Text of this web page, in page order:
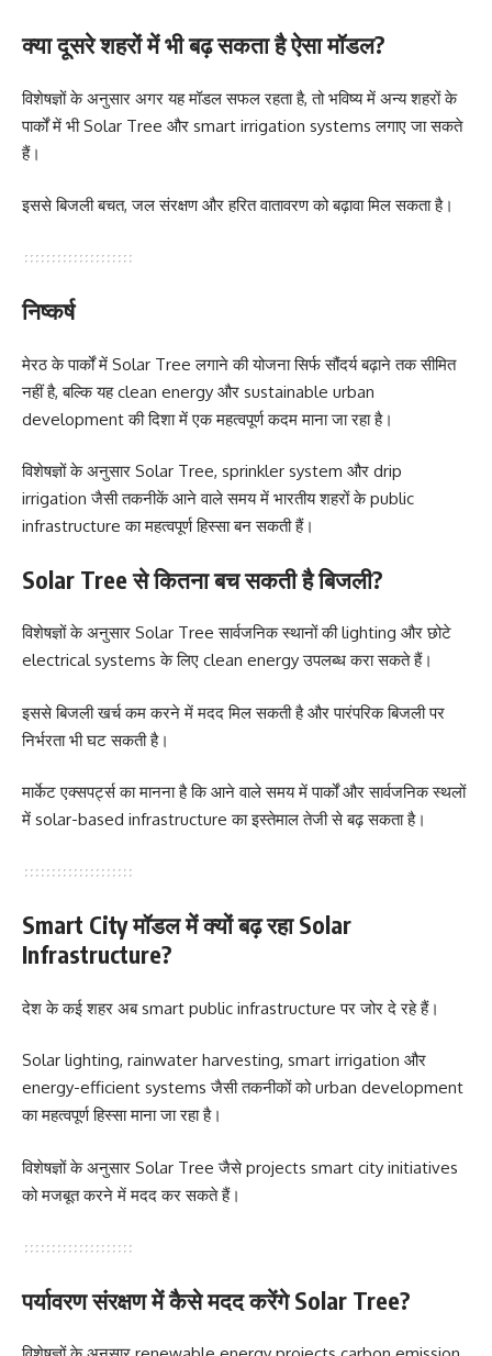
क्या दूसरे शहरों में भी बढ़ सकता है ऐसा मॉडल?
विशेषज्ञों के अनुसार अगर यह मॉडल सफल रहता है, तो भविष्य में अन्य शहरों के
पार्कों में भी Solar Tree और smart irrigation systems लगाए जा सकते
हैं।
इससे बिजली बचत, जल संरक्षण और हरित वातावरण को बढ़ावा मिल सकता है।
निष्कर्ष
मेरठ के पार्कों में Solar Tree लगाने की योजना सिर्फ सौंदर्य बढ़ाने तक सीमित
नहीं है, बल्कि यह clean energy और sustainable urban
development की दिशा में एक महत्वपूर्ण कदम माना जा रहा है।
विशेषज्ञों के अनुसार Solar Tree, sprinkler system और drip
irrigation जैसी तकनीकें आने वाले समय में भारतीय शहरों के public
infrastructure का महत्वपूर्ण हिस्सा बन सकती हैं।
Solar Tree से कितना बच सकती है बिजली?
विशेषज्ञों के अनुसार Solar Tree सार्वजनिक स्थानों की lighting और छोटे
electrical systems के लिए clean energy उपलब्ध करा सकते हैं।
इससे बिजली खर्च कम करने में मदद मिल सकती है और पारंपरिक बिजली पर
निर्भरता भी घट सकती है।
मार्केट एक्सपर्ट्स का मानना है कि आने वाले समय में पार्कों और सार्वजनिक स्थलों
में solar-based infrastructure का इस्तेमाल तेजी से बढ़ सकता है।
Smart City मॉडल में क्यों बढ़ रहा Solar
Infrastructure?
देश के कई शहर अब smart public infrastructure पर जोर दे रहे हैं।
Solar lighting, rainwater harvesting, smart irrigation और
energy-efficient systems जैसी तकनीकों को urban development
का महत्वपूर्ण हिस्सा माना जा रहा है।
विशेषज्ञों के अनुसार Solar Tree जैसे projects smart city initiatives
को मजबूत करने में मदद कर सकते हैं।
पर्यावरण संरक्षण में कैसे मदद करेंगे Solar Tree?